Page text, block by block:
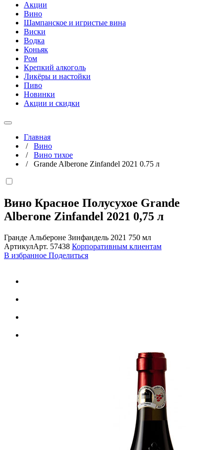
Акции
Вино
Шампанское и игристые вина
Виски
Водка
Коньяк
Ром
Крепкий алкоголь
Ликёры и настойки
Пиво
Новинки
Акции и скидки
Главная
/ Вино
/ Вино тихое
/ Grande Alberone Zinfandel 2021 0.75 л
Вино Красное Полусухое Grande
Alberone Zinfandel 2021 0,75 л
Гранде Альбероне Зинфандель 2021 750 мл
АртикулАрт. 57438 Корпоративным клиентам
В избранное Поделиться